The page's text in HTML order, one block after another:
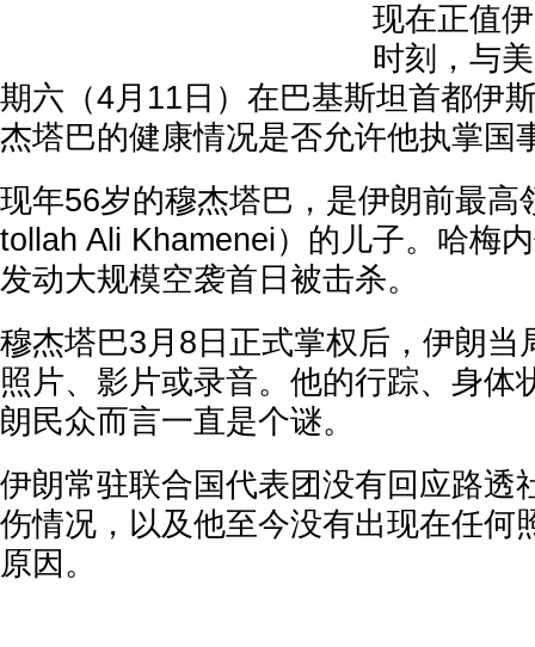
现在正值
时刻，与
期六（4月11日）在巴基斯坦首都伊
杰塔巴的健康情况是否允许他执掌国
现年56岁的穆杰塔巴，是伊朗前最高
tollah Ali Khamenei）的儿子。哈梅
发动大规模空袭首日被击杀。
穆杰塔巴3月8日正式掌权后，伊朗当
照片、影片或录音。他的行踪、身体
朗民众而言一直是个谜。
伊朗常驻联合国代表团没有回应路透
伤情况，以及他至今没有出现在任何
原因。